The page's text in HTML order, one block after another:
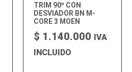
TRIM 90º CON
DESVIADOR BN M-
CORE 3 MOEN
$ 1.140.000 IVA
INCLUIDO